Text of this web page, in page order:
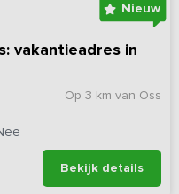
Nieuw
vakantieadres in
Op 3 km van Oss
Bekijk details